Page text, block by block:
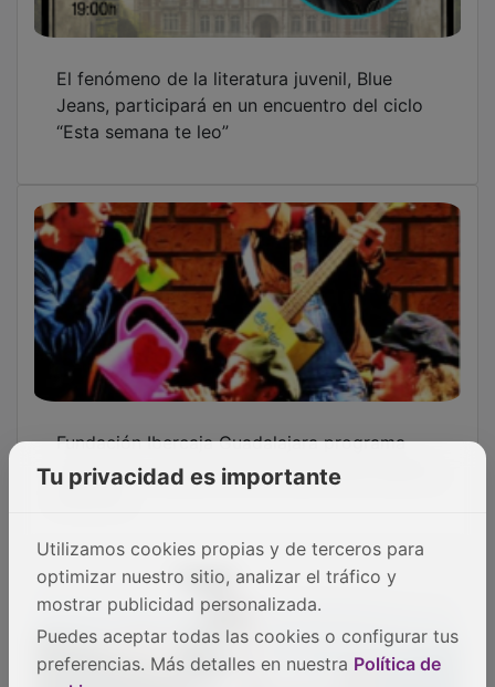
PUBLICIDAD
PUBLICIDAD
PUBLICIDAD
SECCIONES
Provincia
Región
NUEVA ALCARRIA
Quiénes somos
MÁS INFORMACIÓN
Aviso Legal
Política de Privacidad
Politica de Cookies
Tu privacidad es importante
Utilizamos cookies propias y de terceros para
optimizar nuestro sitio, analizar el tráfico y
mostrar publicidad personalizada.
Puedes aceptar todas las cookies o configurar tus
preferencias. Más detalles en nuestra Política de